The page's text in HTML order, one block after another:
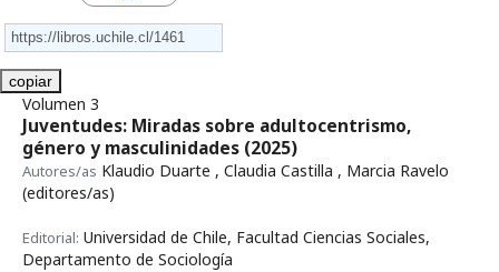
copiar
Volumen 3
Juventudes: Miradas sobre adultocentrismo,
género y masculinidades (2025)
Autores/as Klaudio Duarte , Claudia Castilla , Marcia Ravelo
(editores/as)
Editorial: Universidad de Chile, Facultad Ciencias Sociales,
Departamento de Sociología